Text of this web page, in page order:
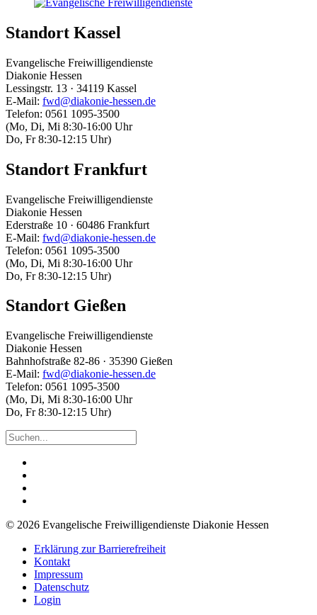
Standort Kassel
Evangelische Freiwilligendienste
Diakonie Hessen
Lessingstr. 13 · 34119 Kassel
E-Mail: fwd@diakonie-hessen.de
Telefon: 0561 1095-3500
(Mo, Di, Mi 8:30-16:00 Uhr
Do, Fr 8:30-12:15 Uhr)
Standort Frankfurt
Evangelische Freiwilligendienste
Diakonie Hessen
Ederstraße 10 · 60486 Frankfurt
E-Mail: fwd@diakonie-hessen.de
Telefon: 0561 1095-3500
(Mo, Di, Mi 8:30-16:00 Uhr
Do, Fr 8:30-12:15 Uhr)
Standort Gießen
Evangelische Freiwilligendienste
Diakonie Hessen
Bahnhofstraße 82-86 · 35390 Gießen
E-Mail: fwd@diakonie-hessen.de
Telefon: 0561 1095-3500
(Mo, Di, Mi 8:30-16:00 Uhr
Do, Fr 8:30-12:15 Uhr)
© 2026 Evangelische Freiwilligendienste Diakonie Hessen
Erklärung zur Barrierefreiheit
Kontakt
Impressum
Datenschutz
Login